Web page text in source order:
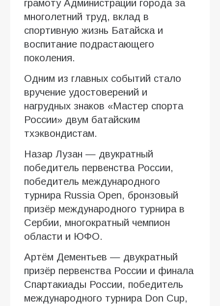
грамоту Администрации города за
многолетний труд, вклад в
спортивную жизнь Батайска и
воспитание подрастающего
поколения.
Одним из главных событий стало
вручение удостоверений и
нагрудных знаков «Мастер спорта
России» двум батайским
тхэквондистам.
Назар Лузан — двукратный
победитель первенства России,
победитель международного
турнира Russia Open, бронзовый
призёр международного турнира в
Сербии, многократный чемпион
области и ЮФО.
Артём Дементьев — двукратный
призёр первенства России и финала
Спартакиады России, победитель
международного турнира Don Cup,